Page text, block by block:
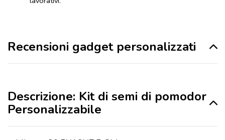
Recensioni gadget personalizzati
Descrizione: Kit di semi di pomodor
Personalizzabile